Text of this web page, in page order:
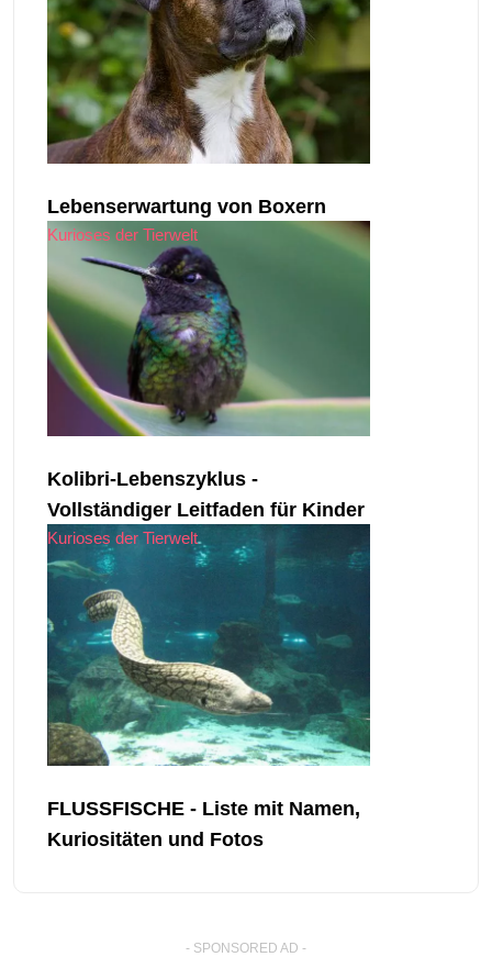
Lebenserwartung von Boxern
Kurioses der Tierwelt
Kolibri-Lebenszyklus -
Vollständiger Leitfaden für Kinder
Kurioses der Tierwelt
FLUSSFISCHE - Liste mit Namen,
Kuriositäten und Fotos
- SPONSORED AD -